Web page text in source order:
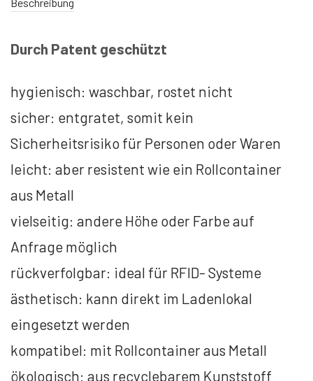
Durch Patent geschützt
hygienisch: waschbar, rostet nicht
sicher: entgratet, somit kein
Sicherheitsrisiko für Personen oder Waren
leicht: aber resistent wie ein Rollcontainer
aus Metall
vielseitig: andere Höhe oder Farbe auf
Anfrage möglich
rückverfolgbar: ideal für RFID- Systeme
ästhetisch: kann direkt im Ladenlokal
eingesetzt werden
kompatibel: mit Rollcontainer aus Metall
ökologisch: aus recyclebarem Kunststoff